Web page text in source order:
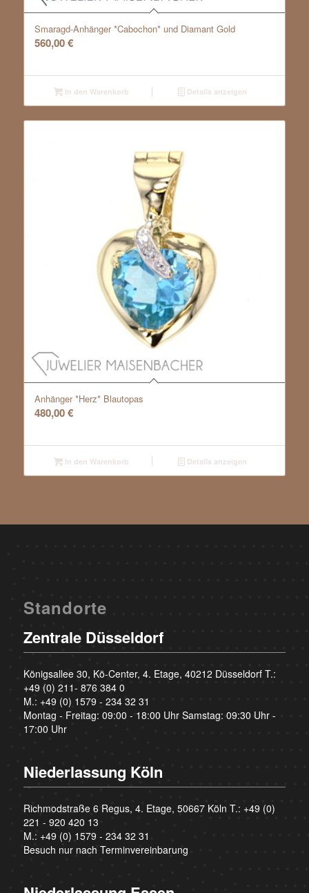
Smaragd-Anhänger *Cabochon* und Diamant Gold
560,00€
In den Warenkorb Details anzeigen
Anhänger *Herz* Blautopas
480,00€
In den Warenkorb Details anzeigen
Standorte
Zentrale Düsseldorf
Königsallee 30, Kö-Center, 4. Etage, 40212 Düsseldorf T.:
+49 (0) 211- 876 384 0
M.: +49 (0) 1579 - 234 32 31
Montag - Freitag: 09:00 - 18:00 Uhr Samstag: 09:30 Uhr -
17:00 Uhr
Niederlassung Köln
Richmodstraße 6 Regus, 4. Etage, 50667 Köln T.: +49 (0)
221 - 920 420 13
M.: +49 (0) 1579 - 234 32 31
Besuch nur nach Terminvereinbarung